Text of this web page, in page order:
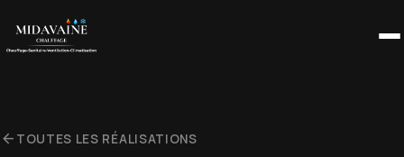
contenu
arrow_back TOUTES LES RÉALISATIONS